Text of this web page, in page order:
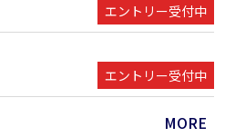
エントリー受付中
エントリー受付中
MORE